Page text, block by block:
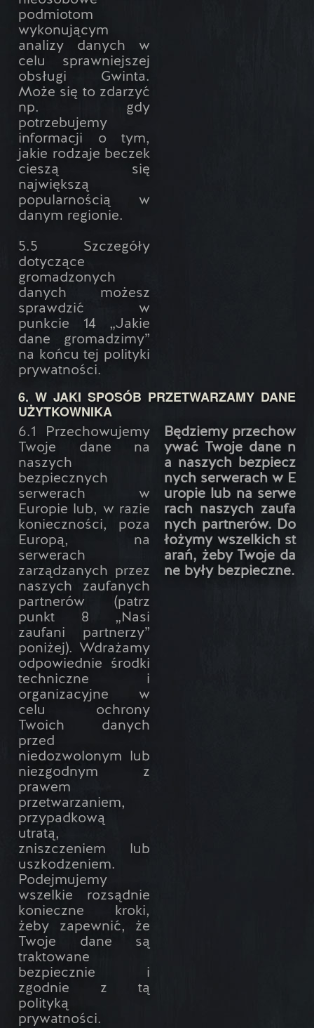
podmiotom
wykonującym
analizy danych w
celu sprawniejszej
obsługi Gwinta.
Może się to zdarzyć
np. gdy
potrzebujemy
informacji o tym,
jakie rodzaje beczek
cieszą się
największą
popularnością w
danym regionie.
5.5 Szczegóły
dotyczące
gromadzonych
danych możesz
sprawdzić w
punkcie 14 „Jakie
dane gromadzimy”
na końcu tej polityki
prywatności.
6. W JAKI SPOSÓB PRZETWARZAMY DANE
UŻYTKOWNIKA
6.1 Przechowujemy
Twoje dane na
naszych
bezpiecznych
serwerach w
Europie lub, w razie
konieczności, poza
Europą, na
serwerach
zarządzanych przez
naszych zaufanych
partnerów (patrz
punkt 8 „Nasi
zaufani partnerzy”
poniżej). Wdrażamy
odpowiednie środki
techniczne i
organizacyjne w
celu ochrony
Twoich danych
przed
niedozwolonym lub
niezgodnym z
prawem
przetwarzaniem,
przypadkową
utratą,
zniszczeniem lub
uszkodzeniem.
Podejmujemy
wszelkie rozsądnie
konieczne kroki,
żeby zapewnić, że
Twoje dane są
traktowane
bezpiecznie i
zgodnie z tą
polityką
prywatności.
Będziemy przechow
ywać Twoje dane n
a naszych bezpiecz
nych serwerach w E
uropie lub na serwe
rach naszych zaufa
nych partnerów. Do
łożymy wszelkich st
arań, żeby Twoje da
ne były bezpieczne.